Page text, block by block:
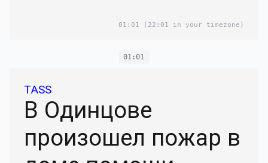
01:01 (22:01 in your timezone)
01:01
TASS
В Одинцове
произошел пожар в